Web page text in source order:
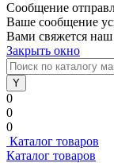
Сообщение
Ваше сообщение
Вами свяжется наш
Закрыть окно
0
0
0
Каталог товаров
Каталог товаров